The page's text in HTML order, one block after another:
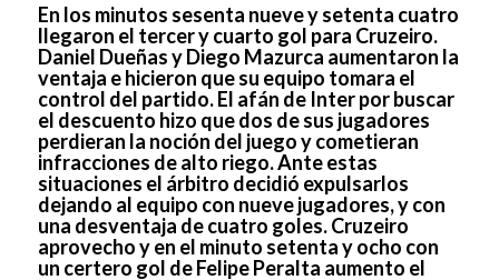
En los minutos sesenta nueve y setenta cuatro
llegaron el tercer y cuarto gol para Cruzeiro.
Daniel Dueñas y Diego Mazurca aumentaron la
ventaja e hicieron que su equipo tomara el
control del partido. El afán de Inter por buscar
el descuento hizo que dos de sus jugadores
perdieran la noción del juego y cometieran
infracciones de alto riego. Ante estas
situaciones el árbitro decidió expulsarlos
dejando al equipo con nueve jugadores, y con
una desventaja de cuatro goles. Cruzeiro
aprovecho y en el minuto setenta y ocho con
un certero gol de Felipe Peralta aumento el